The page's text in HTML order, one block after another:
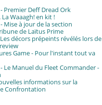
Premier Deff Dread Ork
Waaagh! en kit !
Mise à jour de la section
de Laïtus Prime
décors prépeints révélés lors de
Game - Pour l'instant tout va
Le Manuel du Fleet Commander -
informations sur la
Confrontation